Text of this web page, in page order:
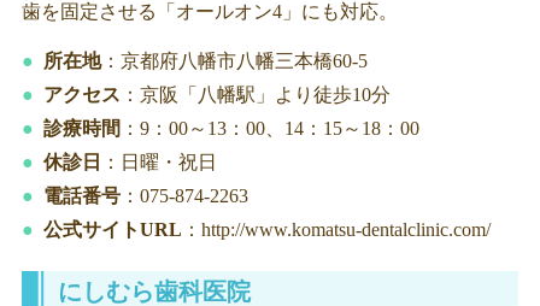
歯を固定させる「オールオン4」にも対応。
所在地：京都府八幡市八幡三本橋60-5
アクセス ：京阪「八幡駅」より徒歩10分
診療時間 ：9：00～13：00、14：15～18：00
休診日
：日曜・祝日
電話番号 ：075-874-2263
公式サイトURL ：http://www.komatsu-dentalclinic.com/
にしむら歯科医院